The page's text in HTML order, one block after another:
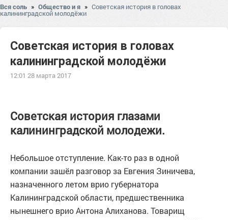
Вся соль » Общество и я » Советская история в головах
калининградской молодёжи
Советская история в головах
калининградской молодёжи
12:01 28 марта 2017
Советская история глазами
калининградской молодежи.
Небольшое отступление. Как-то раз в одной
компании зашёл разговор за Евгения Зиничева,
назначенного летом врио губернатора
Калининградской области, предшественника
нынешнего врио Антона Алиханова. Товарищ